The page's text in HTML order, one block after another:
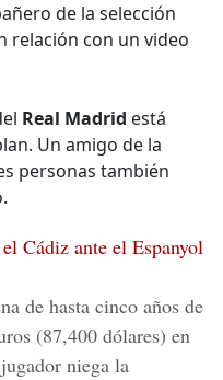
de la selección
relación con un video
Real Madrid está
Un amigo de la
personas también
Cádiz ante el Espanyol
de hasta cinco años de
(87,400 dólares) en
niega la